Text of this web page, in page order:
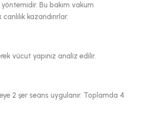
Bu bakım vakum
kazandırırlar.
vücut yapınız analiz edilir.
2 şer seans uygulanır. Toplamda 4